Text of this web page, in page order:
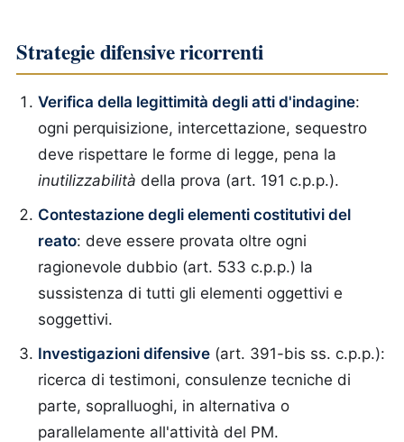
Strategie difensive ricorrenti
Verifica della legittimità degli atti d'indagine:
ogni perquisizione, intercettazione, sequestro
deve rispettare le forme di legge, pena la
inutilizzabilità della prova (art. 191 c.p.p.).
Contestazione degli elementi costitutivi del
reato: deve essere provata oltre ogni
ragionevole dubbio (art. 533 c.p.p.) la
sussistenza di tutti gli elementi oggettivi e
soggettivi.
Investigazioni difensive (art. 391-bis ss. c.p.p.):
ricerca di testimoni, consulenze tecniche di
parte, sopralluoghi, in alternativa o
parallelamente all'attività del PM.